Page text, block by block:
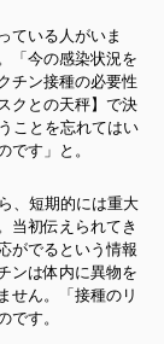
ている人がいま
「今の感染状況を
チン接種の必要性
クとの天秤】で決
ことを忘れてはい
です」と。
、短期的には重大
当初伝えられてき
がでるという情報
ンは体内に異物を
せん。「接種のリ
です。